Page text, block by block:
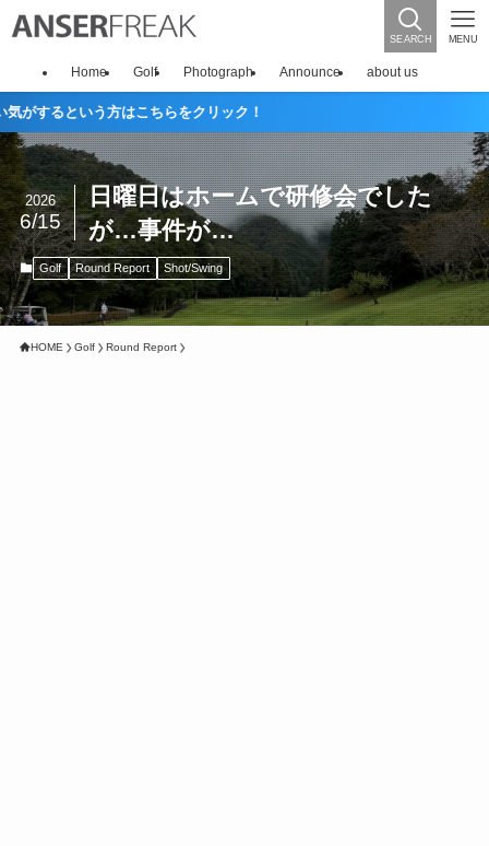
SEARCH MENU
Home Golf Photograph Announce about us
いう方はこちらをクリック！
日曜日はホームで研修会でした
が…事件が…
2026
6/15
Golf Round Report Shot/Swing
HOME Golf Round Report